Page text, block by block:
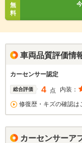
無
料
車両品質評価情
カーセンサー認定
総合評価 4 点 内装：
修復歴・キズの確認は
カーセンサーア